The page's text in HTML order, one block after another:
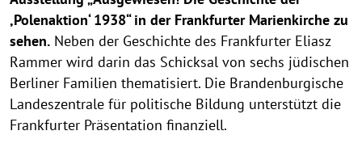
,Polenaktion‘ 1938“ in der Frankfurter Marienkirche zu
sehen. Neben der Geschichte des Frankfurter Eliasz
Rammer wird darin das Schicksal von sechs jüdischen
Berliner Familien thematisiert. Die Brandenburgische
Landeszentrale für politische Bildung unterstützt die
Frankfurter Präsentation finanziell.